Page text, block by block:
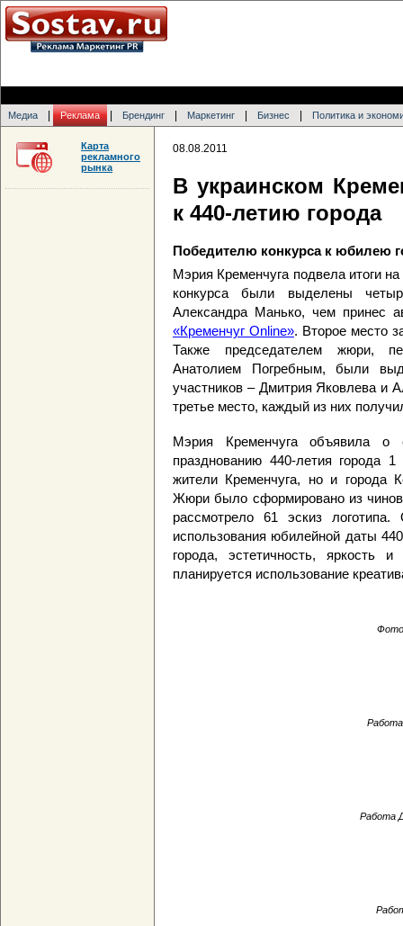
Медиа Реклама Брендинг Маркетинг Бизнес Политика и
08.08.2011
В украинском
к 440-летию города
Победителю конкурса к юбилею
Мэрия Кременчуга подвела итоги
конкурса были выделены
Александра Манько, чем принес
«Кременчуг Online». Второе место
Также председателем жюри,
Анатолием Погребным, были
участников – Дмитрия Яковлева и
третье место, каждый из них
Мэрия Кременчуга объявила о
празднованию 440-летия города
жители Кременчуга, но и города
Жюри было сформировано из
рассмотрело 61 эскиз
использования юбилейной даты
города, эстетичность, яркость
планируется использование
Работа
Карта
рекламного
рынка